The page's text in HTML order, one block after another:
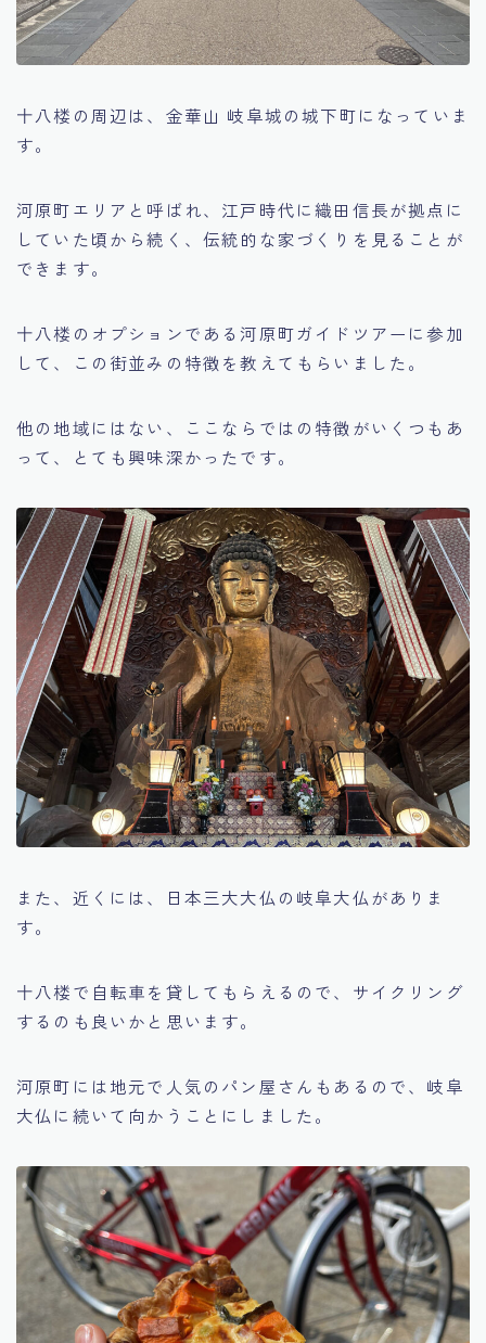
十八楼の周辺は、金華山 岐阜城の城下町になっていま
す。
河原町エリアと呼ばれ、江戸時代に織田信長が拠点に
していた頃から続く、伝統的な家づくりを見ることが
できます。
十八楼のオプションである河原町ガイドツアーに参加
して、この街並みの特徴を教えてもらいました。
他の地域にはない、ここならではの特徴がいくつもあ
って、とても興味深かったです。
また、近くには、日本三大大仏の岐阜大仏がありま
す。
十八楼で自転車を貸してもらえるので、サイクリング
するのも良いかと思います。
河原町には地元で人気のパン屋さんもあるので、岐阜
大仏に続いて向かうことにしました。